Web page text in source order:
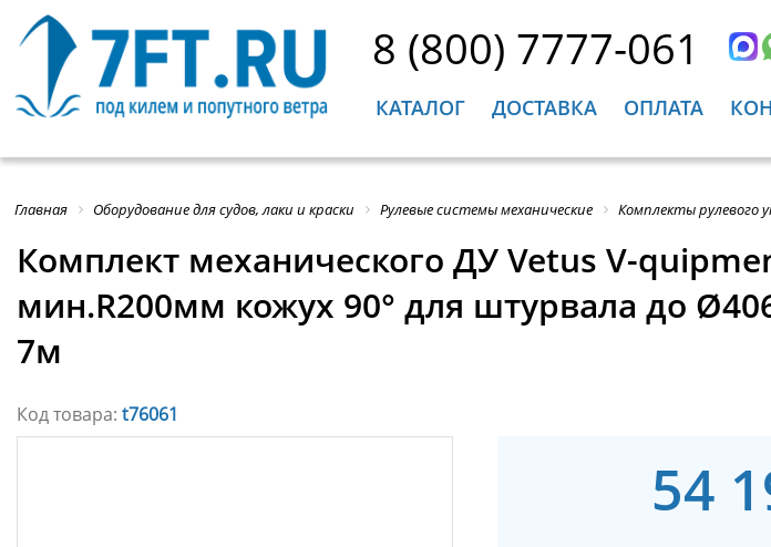
8 (800) 7777-061
КАТАЛОГ ДОСТАВКА ОПЛАТА
Главная Оборудование для судов, лаки и краски Рулевые системы механические Комплекты рулевого
Комплект механического ДУ Vetus V-
мин.R200мм кожух 90° для штурвала до
7м
Код товара: t76061
54